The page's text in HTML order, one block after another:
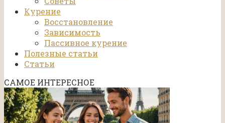
Курение
Восстановление
Зависимость
Пассивное курение
Полезные статьи
Статьи
САМОЕ ИНТЕРЕСНОЕ